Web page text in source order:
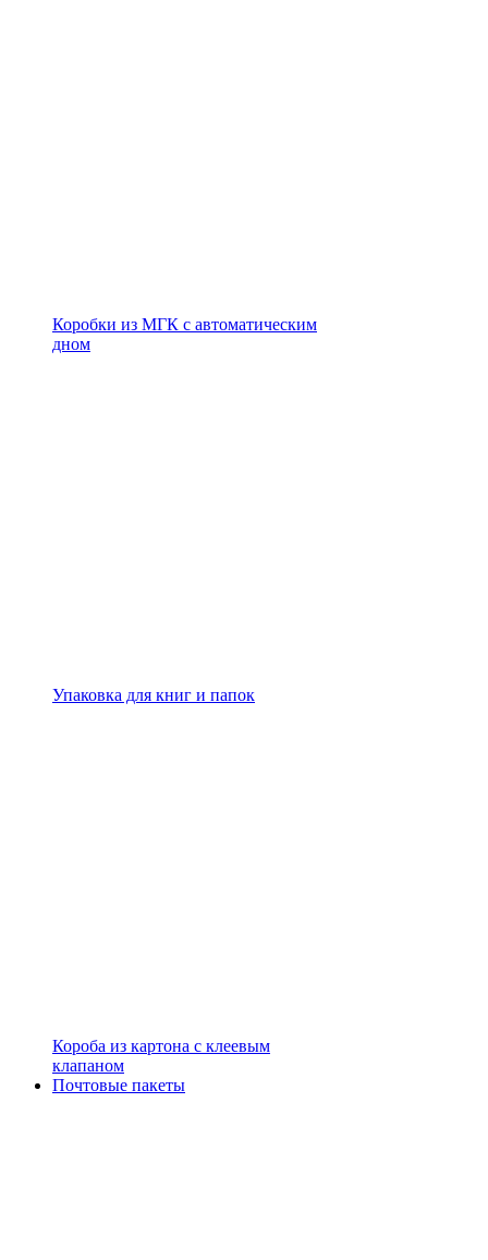
Коробки из МГК с автоматическим
дном
Упаковка для книг и папок
Короба из картона с клеевым
клапаном
Почтовые пакеты